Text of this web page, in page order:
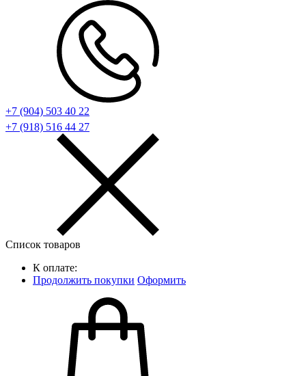
+7 (904) 503 40 22
+7 (918) 516 44 27
Список товаров
К оплате:
Продолжить покупки Оформить